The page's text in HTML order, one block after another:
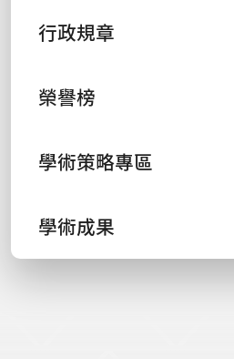
行政規章
榮譽榜
學術策略專區
學術成果